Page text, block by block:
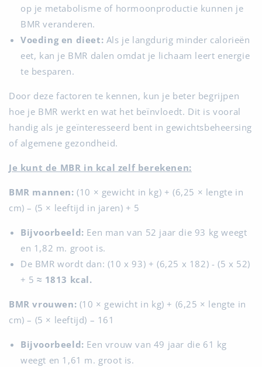
op je metabolisme of hormoonproductie kunnen je
BMR veranderen.
Voeding en dieet: Als je langdurig minder calorieën
eet, kan je BMR dalen omdat je lichaam leert energie
te besparen.
Door deze factoren te kennen, kun je beter begrijpen
hoe je BMR werkt en wat het beïnvloedt. Dit is vooral
handig als je geïnteresseerd bent in gewichtsbeheersing
of algemene gezondheid.
Je kunt de MBR in kcal zelf berekenen:
BMR mannen:(10 × gewicht in kg) + (6,25 × lengte in
cm) – (5 × leeftijd in jaren) + 5
Bijvoorbeeld: Een man van 52 jaar die 93 kg weegt
en 1,82 m. groot is.
De BMR wordt dan: (10 x 93) + (6,25 x 182) - (5 x 52)
+ 5≈ 1813 kcal.
BMR vrouwen: (10 × gewicht in kg) + (6,25 × lengte in
cm) – (5 × leeftijd) – 161
Bijvoorbeeld: Een vrouw van 49 jaar die 61 kg
weegt en 1,61 m. groot is.